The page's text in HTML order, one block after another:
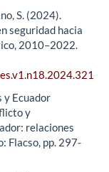
S. (2024).
seguridad hacia
2010–2022.
y Ecuador
y
relaciones
Flacso, pp. 297-